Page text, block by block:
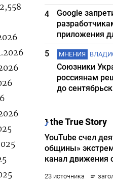
4
Google
приложения
5
МНЕНИЯ
Союзники
россиянам
до